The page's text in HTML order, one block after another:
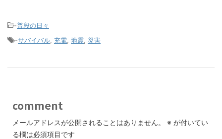
-普段の日々
-サバイバル 充電 地震 災害
comment
メールアドレスが公開されることはありません。 ※ が付いてい
る欄は必須項目です